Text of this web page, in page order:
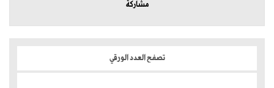
مشاركة
تصفح العدد الورقي